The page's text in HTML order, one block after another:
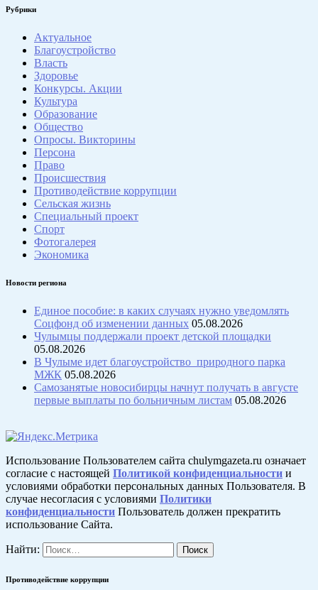
Рубрики
Актуальное
Благоустройство
Власть
Здоровье
Конкурсы. Акции
Культура
Образование
Общество
Опросы. Викторины
Персона
Право
Происшествия
Противодействие коррупции
Сельская жизнь
Специальный проект
Спорт
Фотогалерея
Экономика
Новости региона
Единое пособие: в каких случаях нужно уведомлять
Соцфонд об изменении данных 05.08.2026
Чулымцы поддержали проект детской площадки
05.08.2026
В Чулыме идет благоустройство природного парка
МЖК 05.08.2026
Самозанятые новосибирцы начнут получать в августе
первые выплаты по больничным листам 05.08.2026
Использование Пользователем сайта chulymgazeta.ru означает
согласие с настоящей Политикой конфиденциальности и
условиями обработки персональных данных Пользователя. В
случае несогласия с условиями Политики
конфиденциальности Пользователь должен прекратить
использование Сайта.
Найти:
Противодействие коррупции